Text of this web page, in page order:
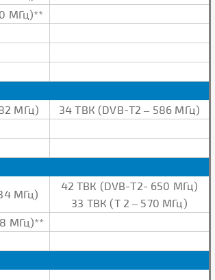
МГц)**
МГц)
34 ТВК (DVB-Т2 – 586 МГц)
МГц)
42 ТВК (DVB-Т2- 650 МГц)
33 ТВК (Т 2 – 570 МГц)
МГц)**